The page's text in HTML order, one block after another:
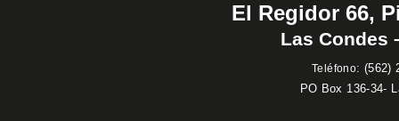
El Regidor 66,
Las Condes
Teléfono: (562)
PO Box 136-34-